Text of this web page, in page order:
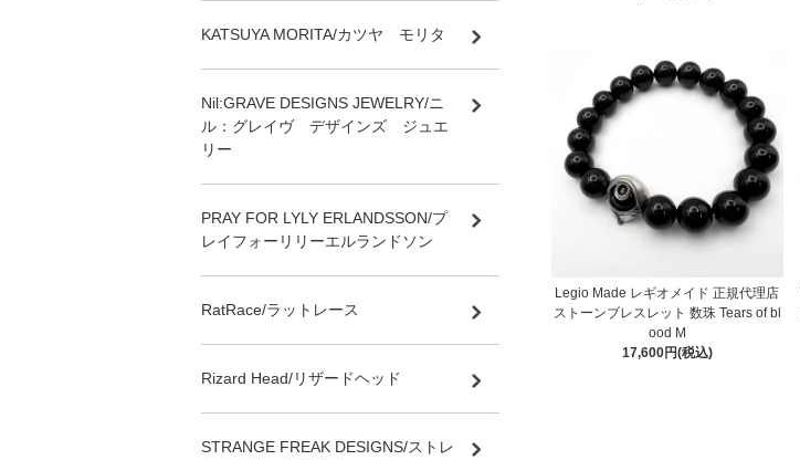
Legio Made レギオメイド 正規代理店
ストーンブレスレット 数珠 Tears of bl
ood M
17,600円(税込)
KATSUYA MORITA/カツヤ モリタ
Nil:GRAVE DESIGNS JEWELRY/ニ
ル：グレイヴ デザインズ ジュエ
リー
PRAY FOR LYLY ERLANDSSON/プ
レイフォーリリーエルランドソン
RatRace/ラットレース
Rizard Head/リザードヘッド
STRANGE FREAK DESIGNS/ストレ